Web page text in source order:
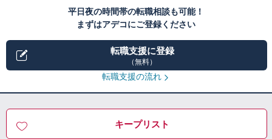
平日夜の時間帯の転職相談も可能！
まずはアデコにご登録ください
転職支援に登録
（無料）
転職支援の流れ
キープリスト